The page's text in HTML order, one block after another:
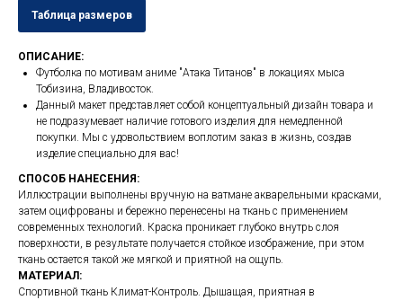
Таблица размеров
ОПИСАНИЕ:
Футболка по мотивам аниме "Атака Титанов" в локациях мыса
Тобизина, Владивосток.
Данный макет представляет собой концептуальный дизайн товара и
не подразумевает наличие готового изделия для немедленной
покупки. Мы с удовольствием воплотим заказ в жизнь, создав
изделие специально для вас!
СПОСОБ НАНЕСЕНИЯ:
Иллюстрации выполнены вручную на ватмане акварельными красками,
затем оцифрованы и бережно перенесены на ткань с применением
современных технологий. Краска проникает глубоко внутрь слоя
поверхности, в результате получается стойкое изображение, при этом
ткань остается такой же мягкой и приятной на ощупь.
МАТЕРИАЛ:
Спортивной ткань Климат-Контроль. Дышащая, приятная в